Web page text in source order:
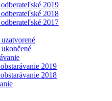
2019
2018
2017
2019
2018